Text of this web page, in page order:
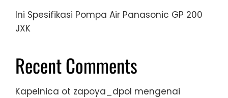
Ini Spesifikasi Pompa Air Panasonic GP 200
JXK
Recent Comments
Kapelnica ot zapoya_dpol mengenai